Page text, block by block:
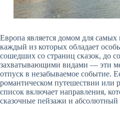
Европа является домом для
каждый из которых обладает
сошедших со страниц сказок, до
захватывающими видами — эти
отпуск в незабываемое событие.
романтическом путешествии или
список включает направления,
сказочные пейзажи и абсолютный